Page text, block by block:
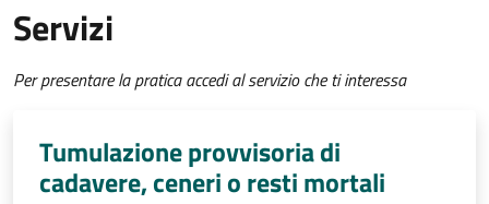
Servizi
Per presentare la pratica accedi al servizio che ti interessa
Tumulazione provvisoria di
cadavere, ceneri o resti mortali